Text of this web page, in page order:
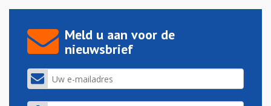
Meld u aan voor de
nieuwsbrief